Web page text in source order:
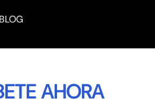
AHORA